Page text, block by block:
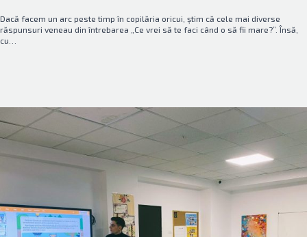
Dacă facem un arc peste timp în copilăria oricui, știm că cele mai diverse
răspunsuri veneau din întrebarea „Ce vrei să te faci când o să fii mare?”. Însă,
cu…